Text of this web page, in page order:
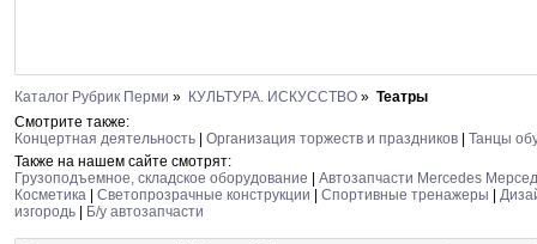
Каталог Рубрик Перми » КУЛЬТУРА. ИСКУССТВО » Театры
Смотрите также:
Концертная деятельность
Организация торжеств и праздников
Танцы
Также на нашем сайте смотрят:
Грузоподъемное, складское оборудование
Автозапчасти Mercedes
Косметика
Светопрозрачные конструкции Спортивные тренажеры
изгородь
Б/у автозапчасти